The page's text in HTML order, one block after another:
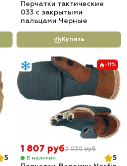
Перчатки тактические
033 с закрытыми
пальцами Черные
Купить
5
-11%
1 807 руб2 030 руб
В наличии
5